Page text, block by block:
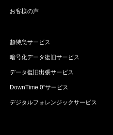
お客様の声
超特急サービス
暗号化データ復旧サービス
データ復旧出張サービス
DownTime 0”サービス
デジタルフォレンジックサービス